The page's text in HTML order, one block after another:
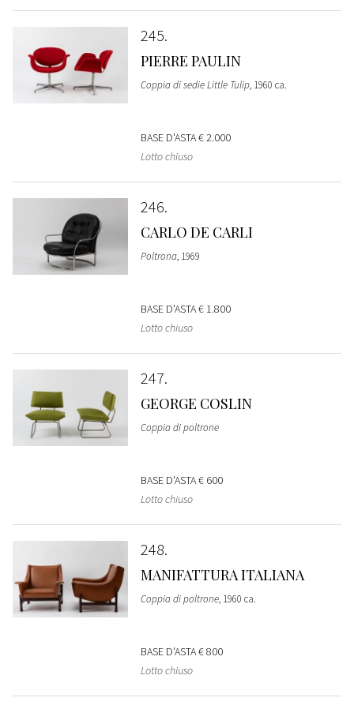
245
PIERRE PAULIN
Coppia di sedie Little Tulip, 1960 ca.
BASE D'ASTA€ 2.000
Lotto chiuso
246
CARLO DE CARLI
Poltrona, 1969
BASE D'ASTA€ 1.800
Lotto chiuso
247
GEORGE COSLIN
Coppia di poltrone
BASE D'ASTA€ 600
Lotto chiuso
248
MANIFATTURA ITALIANA
Coppia di poltrone, 1960 ca.
BASE D'ASTA€ 800
Lotto chiuso